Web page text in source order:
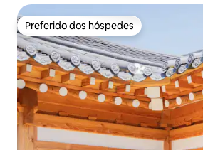
casais e famílias (1 minuto da Ihwa
Preferido dos hóspedes
Preferido dos hóspedes